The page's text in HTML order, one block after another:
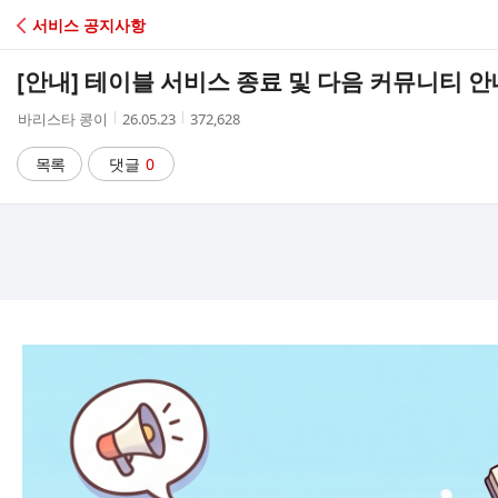
C
A
서비스 공지사항
[안내] 테이블 서비스 종료 및 다음 커뮤니티 안
작
자
바리스타 콩이
작
시
간
26.05.23
조
372,628
목록 댓글 0